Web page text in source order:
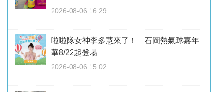
2026-08-06 16:29
啦啦隊女神李多慧來了！ 石岡熱氣球嘉年
華8/22起登場
2026-08-06 15:02